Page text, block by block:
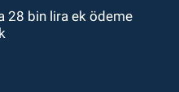
28 bin lira ek ödeme